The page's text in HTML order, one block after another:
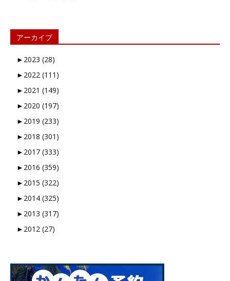
アーカイブ
► 2023 (28)
► 2022 (111)
► 2021 (149)
► 2020 (197)
► 2019 (233)
► 2018 (301)
► 2017 (333)
► 2016 (359)
► 2015 (322)
► 2014 (325)
► 2013 (317)
► 2012 (27)